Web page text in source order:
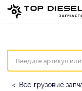
Все грузовые